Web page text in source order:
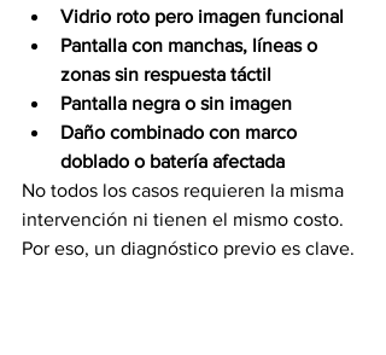
Vidrio roto pero imagen funcional
Pantalla con manchas, líneas o
zonas sin respuesta táctil
Pantalla negra o sin imagen
Daño combinado con marco
doblado o batería afectada
No todos los casos requieren la misma
intervención ni tienen el mismo costo.
Por eso, un diagnóstico previo es clave.